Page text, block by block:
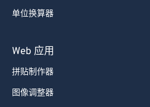
单位换算器
Web 应用
拼贴制作器
图像调整器